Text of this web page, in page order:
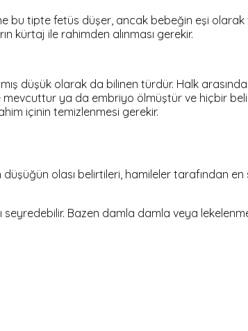
bu tipte fetüs düşer, ancak bebeğin eşi
kürtaj ile rahimden alınması gerekir.
düşük olarak da bilinen türdür. Halk
ya da embriyo ölmüştür ve hiçbir
içinin temizlenmesi gerekir.
olası belirtileri, hamileler tarafından
Bazen damla damla veya